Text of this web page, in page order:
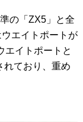
の「ZX5」と全
エイトポートが
エイトポートと
れており、重め